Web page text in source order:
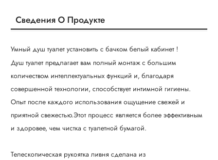
Сведения О Продукте
Умный душ туалет установить с бачком белый кабинет !
Душ туалет предлагает вам полный монтаж с большим
количеством интеллектуальных функций и, благодаря
совершенной технологии, способствует интимной гигиены.
Опыт после каждого использования ощущение свежей и
приятной свежестью.Этот процесс является более эффективным
и здоровее, чем чистка с туалетной бумагой.
Телескопическая рукоятка ливня сделана из